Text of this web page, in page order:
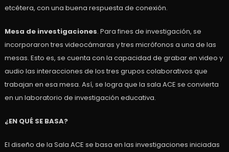
etcétera, con una buena respuesta de conexión.
Mesa de investigaciones. Para fines de investigación, se
incorporaron tres videocámaras y tres micrófonos a una de las
mesas. Esto es, se cuenta con la capacidad de grabar en video y
audio las interacciones de los tres grupos colaborativos que
trabajan en esa mesa. Así, se logra que la sala ACE se convierta
en un laboratorio de investigación educativa.
¿EN QUÉ SE BASA?
El diseño de la Sala ACE se basa en las investigaciones iniciadas